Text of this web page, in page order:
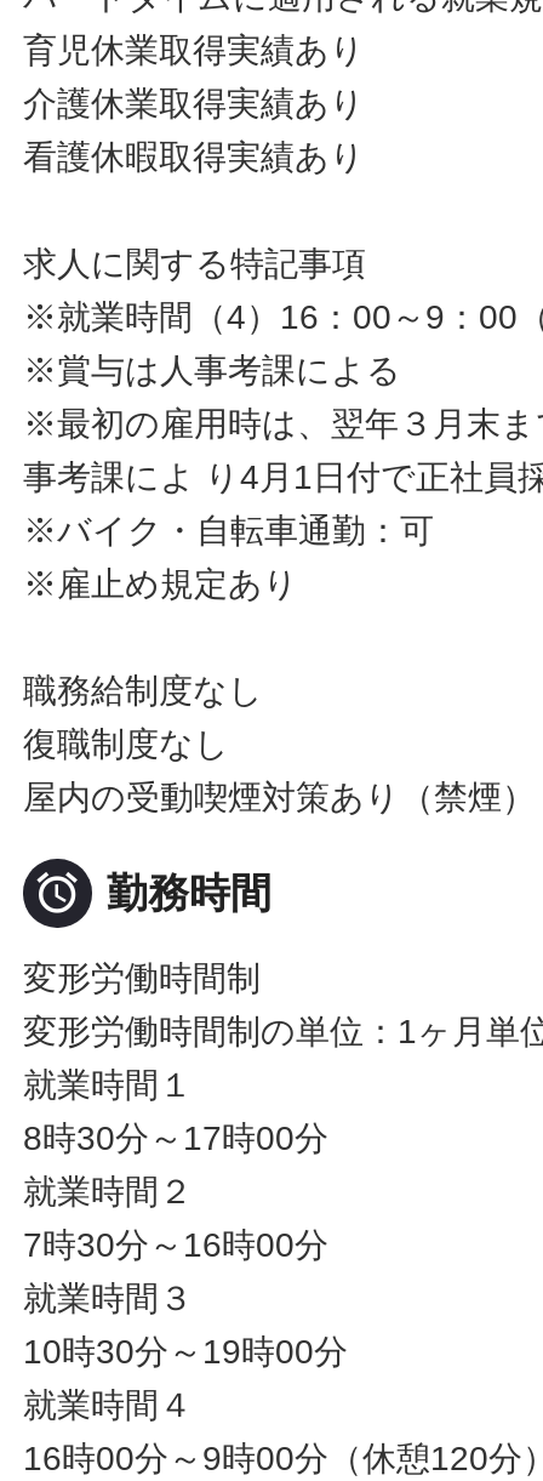
育児休業取得実績あり
介護休業取得実績あり
看護休暇取得実績あり
求人に関する特記事項
※就業時間（4）16：00～9：00
※賞与は人事考課による
※最初の雇用時は、翌年３月末
事考課によ り4月1日付で正社員
※バイク・自転車通勤：可
※雇止め規定あり
職務給制度なし
復職制度なし
屋内の受動喫煙対策あり（禁煙）
 勤務時間
変形労働時間制
変形労働時間制の単位：1ヶ月単
就業時間１
8時30分～17時00分
就業時間２
7時30分～16時00分
就業時間３
10時30分～19時00分
就業時間４
16時00分～9時00分（休憩120分